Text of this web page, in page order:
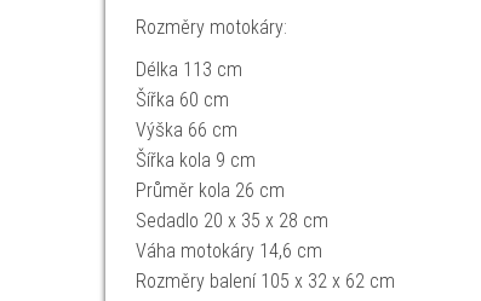
Rozměry motokáry:
Délka 113 cm
Šířka 60 cm
Výška 66 cm
Šířka kola 9 cm
Průměr kola 26 cm
Sedadlo 20 x 35 x 28 cm
Váha motokáry 14,6 cm
Rozměry balení 105 x 32 x 62 cm